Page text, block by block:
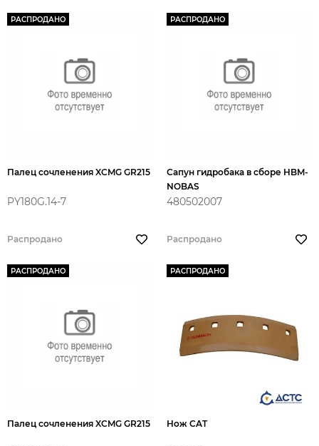
РАСПРОДАНО
Палец сочленения XCMG GR215
PY180G.14-7
Распродано
РАСПРОДАНО
Сапун гидробака в сборе HBM-
NOBAS
480502007
Распродано
РАСПРОДАНО
Палец сочленения XCMG GR215
РАСПРОДАНО
Нож CAT